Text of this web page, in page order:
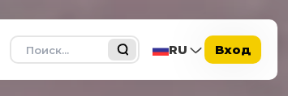
Поиск RU Вход